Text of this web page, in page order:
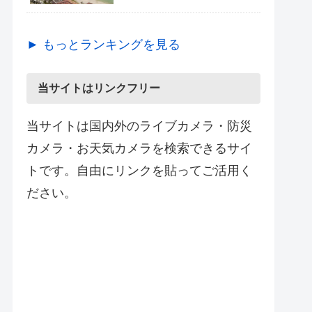
► もっとランキングを見る
当サイトはリンクフリー
当サイトは国内外のライブカメラ・防災
カメラ・お天気カメラを検索できるサイ
トです。自由にリンクを貼ってご活用く
ださい。